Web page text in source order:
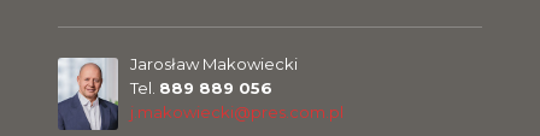
Jarosław Makowiecki
Tel. 889 889 056
j.makowiecki@pres.com.pl